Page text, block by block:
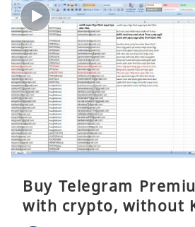
Buy Telegram
with crypto, without